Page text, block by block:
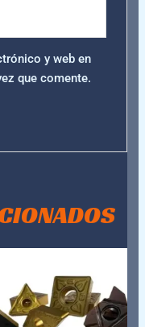
y web en
que comente.